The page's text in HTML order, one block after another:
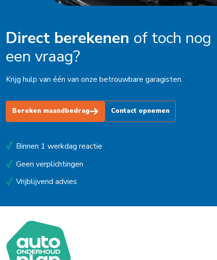
Direct berekenen of toch nog
een vraag?
Krijg hulp van één van onze betrouwbare garagisten.
Bereken maandbedrag Contact opnemen
Binnen 1 werkdag reactie
Geen verplichtingen
Vrijblijvend advies